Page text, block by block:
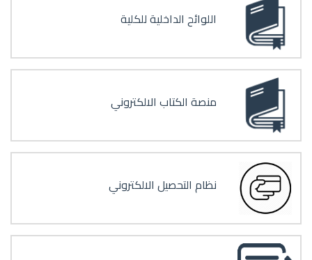
اللوائح الداخلية للكلية
منصة الكتاب الالكتروني
نظام التحصيل الالكتروني